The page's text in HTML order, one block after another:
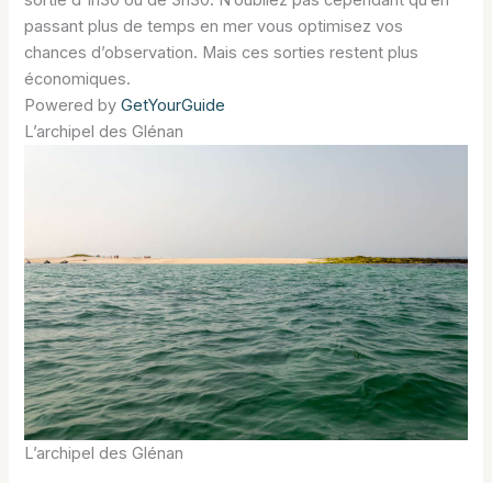
passant plus de temps en mer vous optimisez vos
chances d’observation. Mais ces sorties restent plus
économiques.
Powered byGetYourGuide
L’archipel des Glénan
L’archipel des Glénan